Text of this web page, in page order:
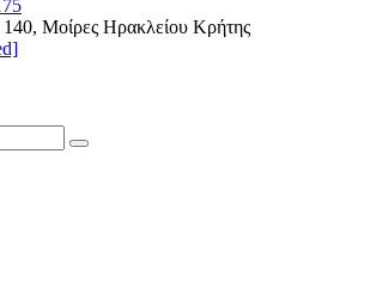
Μοίρες Ηρακλείου Κρήτης